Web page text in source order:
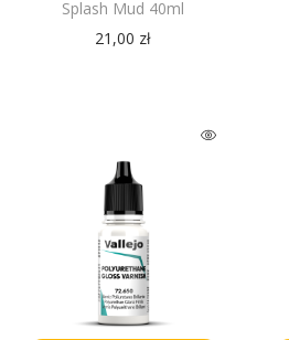
Splash Mud 40ml
21,00 zł